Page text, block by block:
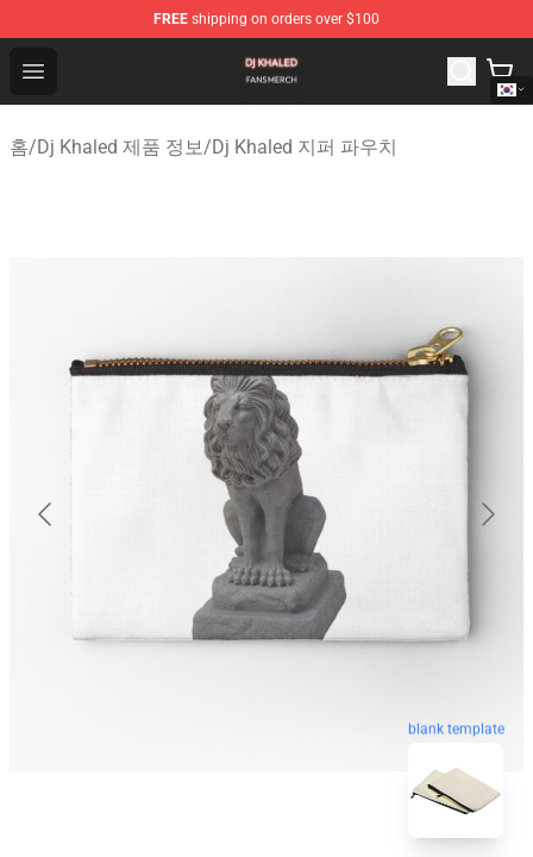
FREE shipping on orders over $100
Open menu
Dj Khaled Shop - Official Dj Khaled Merchandise Store
홈/Dj Khaled 제품 정보/Dj Khaled 지퍼 파우치
blank template